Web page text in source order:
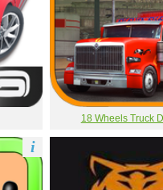
18 Wheels Truck
i